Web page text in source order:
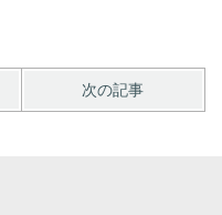
次の記事